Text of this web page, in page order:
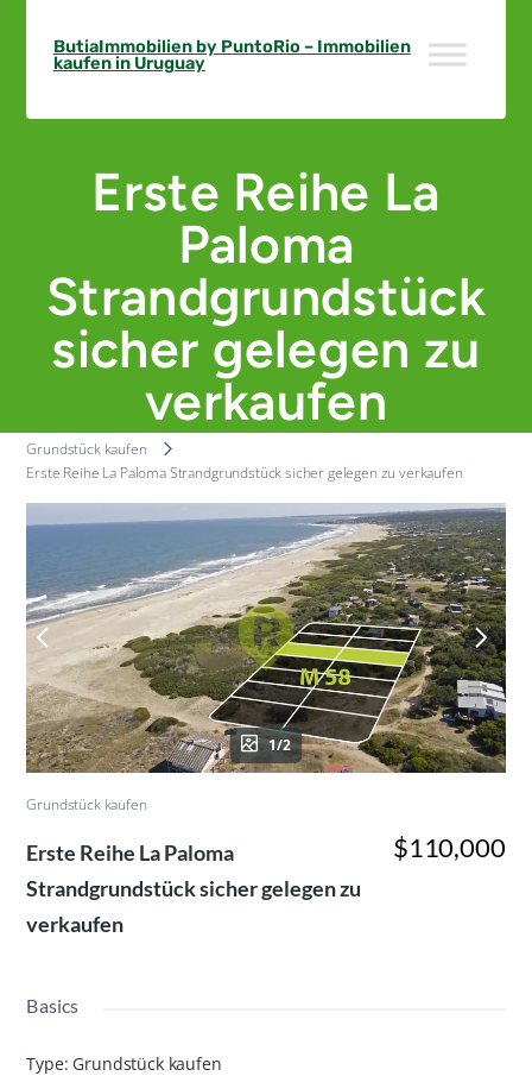
content
ButiaImmobilien by PuntoRio – Immobilien
kaufen in Uruguay
Erste Reihe La
Paloma
Strandgrundstück
sicher gelegen zu
verkaufen
Grundstück kaufen
Erste Reihe La Paloma Strandgrundstück sicher gelegen zu verkaufen
1/2
Grundstück kaufen
Erste Reihe La Paloma
Strandgrundstück sicher gelegen zu
verkaufen
$110,000
Basics
Type: Grundstück kaufen